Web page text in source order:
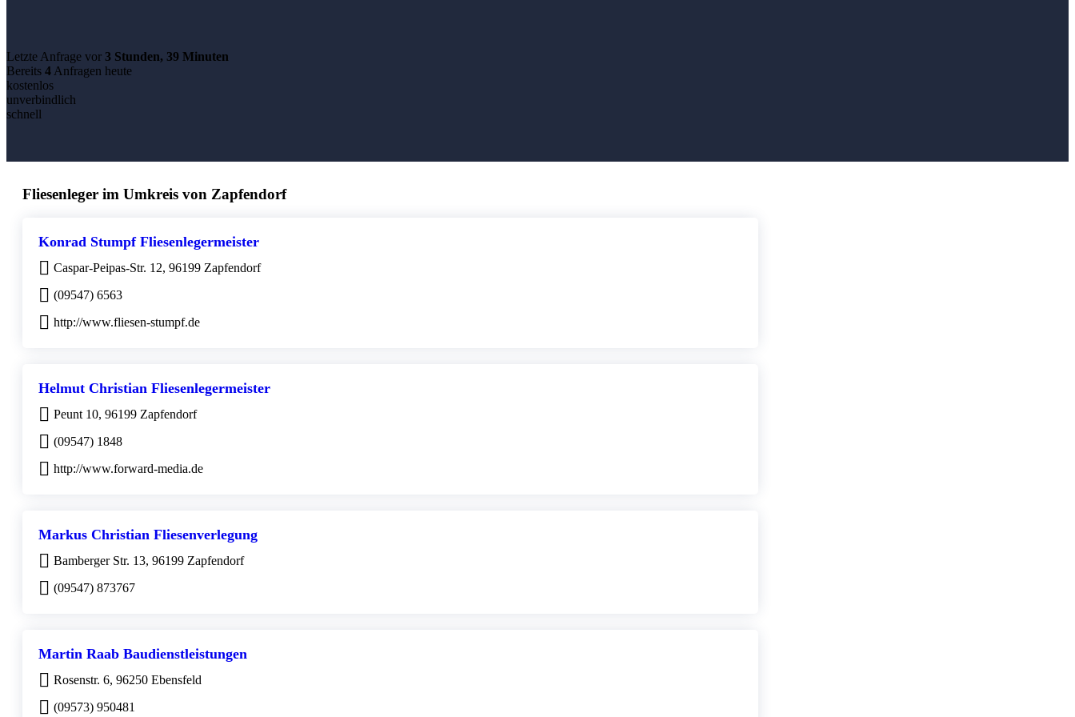
Letzte Anfrage vor 3 Stunden, 39 Minuten
Bereits 4 Anfragen heute
kostenlos
unverbindlich
schnell
Fliesenleger im Umkreis von Zapfendorf
Konrad Stumpf Fliesenlegermeister
Caspar-Peipas-Str. 12, 96199 Zapfendorf
(09547) 6563
http://www.fliesen-stumpf.de
Helmut Christian Fliesenlegermeister
Peunt 10, 96199 Zapfendorf
(09547) 1848
http://www.forward-media.de
Markus Christian Fliesenverlegung
Bamberger Str. 13, 96199 Zapfendorf
(09547) 873767
Martin Raab Baudienstleistungen
Rosenstr. 6, 96250 Ebensfeld
(09573) 950481